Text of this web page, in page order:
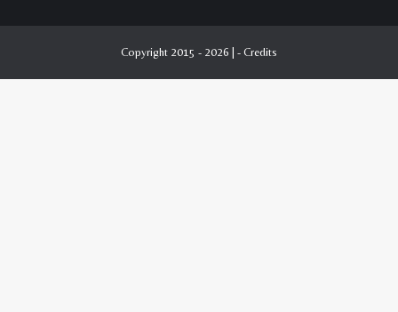
Copyright 2015 - 2026 | - Credits